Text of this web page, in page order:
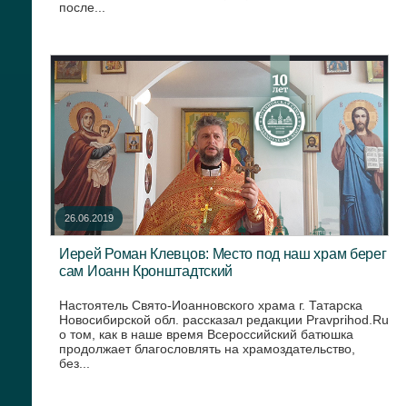
после...
26.06.2019
Иерей Роман Клевцов: Место под наш храм берег
сам Иоанн Кронштадтский
Настоятель Свято-Иоанновского храма г. Татарска
Новосибирской обл. рассказал редакции Pravprihod.Ru
о том, как в наше время Всероссийский батюшка
продолжает благословлять на храмоздательство,
без...